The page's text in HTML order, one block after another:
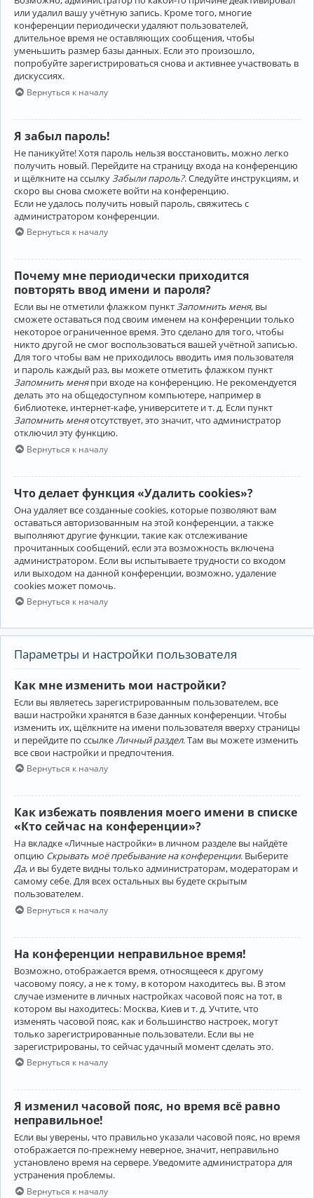
или удалил вашу учётную запись. Кроме того, многие
конференции периодически удаляют пользователей,
длительное время не оставляющих сообщения, чтобы
уменьшить размер базы данных. Если это произошло,
попробуйте зарегистрироваться снова и активнее участвовать в
дискуссиях.
Вернуться к началу
Я забыл пароль!
Не паникуйте! Хотя пароль нельзя восстановить, можно легко
получить новый. Перейдите на страницу входа на конференцию
и щёлкните на ссылку Забыли пароль?. Следуйте инструкциям, и
скоро вы снова сможете войти на конференцию.
Если не удалось получить новый пароль, свяжитесь с
администратором конференции.
Вернуться к началу
Почему мне периодически приходится
повторять ввод имени и пароля?
Если вы не отметили флажком пунктЗапомнить меня, вы
сможете оставаться под своим именем на конференции только
некоторое ограниченное время. Это сделано для того, чтобы
никто другой не смог воспользоваться вашей учётной записью.
Для того чтобы вам не приходилось вводить имя пользователя
и пароль каждый раз, вы можете отметить флажком пункт
Запомнить меняпри входе на конференцию. Не рекомендуется
делать это на общедоступном компьютере, например в
библиотеке, интернет-кафе, университете и т. д. Если пункт
Запомнить меняотсутствует, это значит, что администратор
отключил эту функцию.
Вернуться к началу
Что делает функция «Удалить cookies»?
Она удаляет все созданные cookies, которые позволяют вам
оставаться авторизованным на этой конференции, а также
выполняют другие функции, такие как отслеживание
прочитанных сообщений, если эта возможность включена
администратором. Если вы испытываете трудности со входом
или выходом на данной конференции, возможно, удаление
cookies может помочь.
Вернуться к началу
Параметры и настройки пользователя
Как мне изменить мои настройки?
Если вы являетесь зарегистрированным пользователем, все
ваши настройки хранятся в базе данных конференции. Чтобы
изменить их, щёлкните на имени пользователя вверху страницы
и перейдите по ссылке Личный раздел. Там вы можете изменить
все свои настройки и предпочтения.
Вернуться к началу
Как избежать появления моего имени в списке
«Кто сейчас на конференции»?
На вкладке «Личные настройки» в личном разделе вы найдёте
опцию Скрывать моё пребывание на конференции. Выберите
Да, и вы будете видны только администраторам, модераторам и
самому себе. Для всех остальных вы будете скрытым
пользователем.
Вернуться к началу
На конференции неправильное время!
Возможно, отображается время, относящееся к другому
часовому поясу, а не к тому, в котором находитесь вы. В этом
случае измените в личных настройках часовой пояс на тот, в
котором вы находитесь: Москва, Киев и т. д. Учтите, что
изменять часовой пояс, как и большинство настроек, могут
только зарегистрированные пользователи. Если вы не
зарегистрированы, то сейчас удачный момент сделать это.
Вернуться к началу
Я изменил часовой пояс, но время всё равно
неправильное!
Если вы уверены, что правильно указали часовой пояс, но время
отображается по-прежнему неверное, значит, неправильно
установлено время на сервере. Уведомите администратора для
устранения проблемы.
Вернуться к началу